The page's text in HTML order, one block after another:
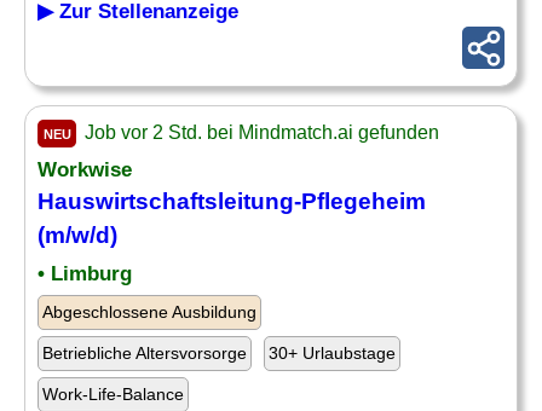
▶ Zur Stellenanzeige
NEU Job vor 2 Std. bei Mindmatch.ai gefunden
Workwise
Hauswirtschaftsleitung-Pflegeheim
(m/w/d)
• Limburg
Abgeschlossene Ausbildung
Betriebliche Altersvorsorge 30+ Urlaubstage
Work-Life-Balance